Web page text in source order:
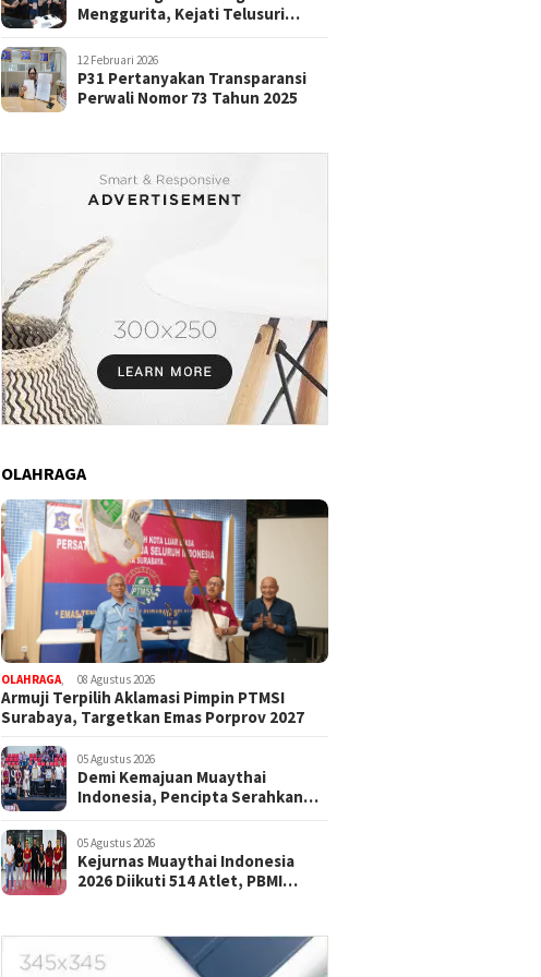
Menggurita, Kejati Telusuri
12 Februari 2026
P31 Pertanyakan Transparansi
Perwali Nomor 73 Tahun 2025
OLAHRAGA
OLAHRAGA 08 Agustus 2026
Armuji Terpilih Aklamasi Pimpin PTMSI
Surabaya, Targetkan Emas Porprov 2027
05 Agustus 2026
Demi Kemajuan Muaythai
Indonesia, Pencipta Serahkan
Nusantara kepada PBMI
05 Agustus 2026
Kejurnas Muaythai Indonesia
2026 Diikuti 514 Atlet, PBMI